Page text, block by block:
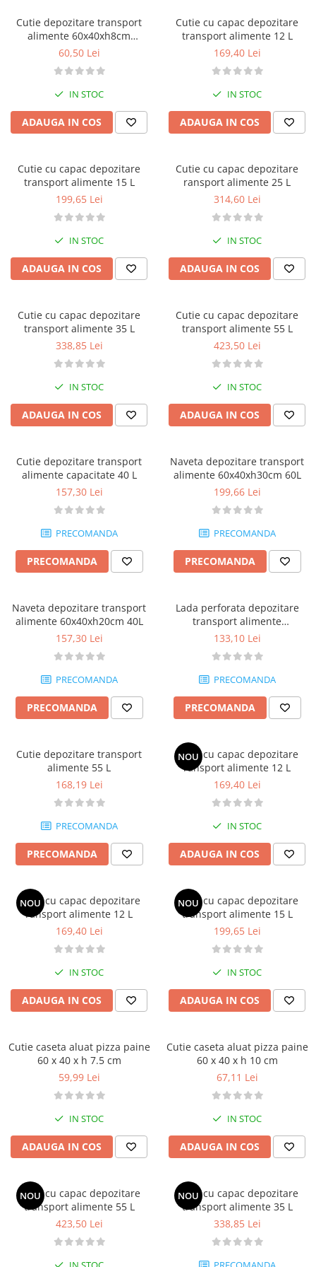
Alte accesorii pizza
Tavi,Retine Pizza
Genti pizza
Storcatoare/ Dozatoare suc Fructe
Sifon Frisca
Mese Inox Cafea
Aparatura Cafea
Aparatura Inghetata
Decupatoare
Evenimente
Figurine
Geometrice
Dispozitive Cofetarie,
Patiserie,Pizza
Mixere planetare
Aparate si Matrite/Chitare
Caramelizator
Masina de Injectat Crema
Pulverizatoare
Utilaje pentru Intins Aluat/fondant
Matrice Patiserie
Forme Briose
Forme Silicon
Accesorii Posuri
Duiuri, Sprituri Decorare
Posuri Decorare
Seturi Decorare
Ustensile, Accesorii Cofetarie,
Site, Gratare,Blaturi taiere
Cani, Flacoane, Boluri, Vase
Cutite, Raschete
Diverse Ustensile de Lucru
Merdenele, Role, Decupatoare
Spatule, Teluri, Pensule
Manusi
Maturi si perii
Stante, Cutere
Cutter/razatoare mozarella
Cutter
Masini tocat carne
Blender termic/Toaster
Formator hamburger
Gatit sub Vid
Bain marie, Incalzitoare diverse
Cutie depozitare transport
alimente 60x40xh8cm
capacitate 14 L
60,50 Lei
IN STOC
ADAUGA IN COS
Cutie cu capac depozitare
transport alimente 12 L
169,40 Lei
IN STOC
ADAUGA IN COS
Cutie cu capac depozitare
transport alimente 15 L
199,65 Lei
IN STOC
ADAUGA IN COS
Cutie cu capac depozitare
ransport alimente 25 L
314,60 Lei
IN STOC
ADAUGA IN COS
Cutie cu capac depozitare
transport alimente 35 L
338,85 Lei
IN STOC
ADAUGA IN COS
Cutie cu capac depozitare
transport alimente 55 L
423,50 Lei
IN STOC
ADAUGA IN COS
Cutie depozitare transport
alimente capacitate 40 L
157,30 Lei
PRECOMANDA
PRECOMANDA
Naveta depozitare transport
alimente 60x40xh30cm 60L
199,66 Lei
PRECOMANDA
PRECOMANDA
Naveta depozitare transport
alimente 60x40xh20cm 40L
157,30 Lei
PRECOMANDA
PRECOMANDA
Lada perforata depozitare
transport alimente
semipreparate 27L
133,10 Lei
PRECOMANDA
PRECOMANDA
Cutie depozitare transport
alimente 55 L
168,19 Lei
PRECOMANDA
PRECOMANDA
NOU
Cutie cu capac depozitare
ransport alimente 12 L
169,40 Lei
IN STOC
ADAUGA IN COS
NOU
Cutie cu capac depozitare
ransport alimente 12 L
169,40 Lei
IN STOC
ADAUGA IN COS
NOU
Cutie cu capac depozitare
transport alimente 15 L
199,65 Lei
IN STOC
ADAUGA IN COS
Cutie caseta aluat pizza paine
60 x 40 x h 7.5 cm
59,99 Lei
IN STOC
ADAUGA IN COS
Cutie caseta aluat pizza paine
60 x 40 x h 10 cm
67,11 Lei
IN STOC
ADAUGA IN COS
NOU
Cutie cu capac depozitare
transport alimente 55 L
423,50 Lei
NOU
Cutie cu capac depozitare
transport alimente 35 L
338,85 Lei